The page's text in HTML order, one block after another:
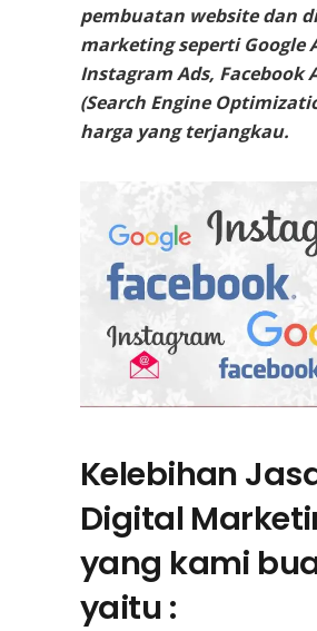
pembuatan website dan
marketing seperti Google
Instagram Ads, Facebook
(Search Engine
harga yang terjangkau.
Kelebihan
Digital
yang kami
yaitu :